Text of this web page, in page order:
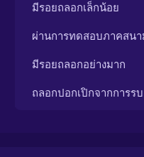
มีรอยถลอกเล็กน้อย
ผ่านการทดสอบภาคสนา
มีรอยถลอกอย่างมาก
ถลอกปอกเปิกจากการรบ